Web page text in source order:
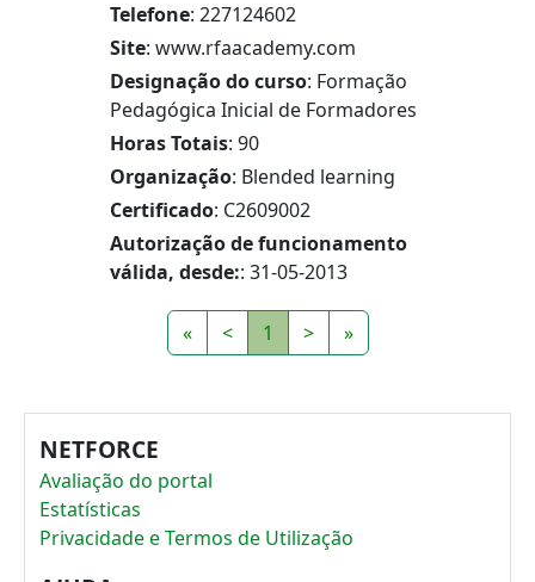
Telefone: 227124602
Site: www.rfaacademy.com
Designação do curso: Formação
Pedagógica Inicial de Formadores
Horas Totais: 90
Organização: Blended learning
Certificado: C2609002
Autorização de funcionamento
válida, desde:: 31-05-2013
« < 1 > »
NETFORCE
Avaliação do portal
Estatísticas
Privacidade e Termos de Utilização